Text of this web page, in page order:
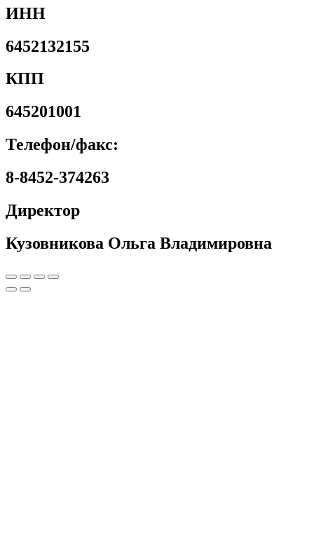
ИНН
6452132155
КПП
645201001
Телефон/факс:
8-8452-374263
Директор
Кузовникова Ольга Владимировна